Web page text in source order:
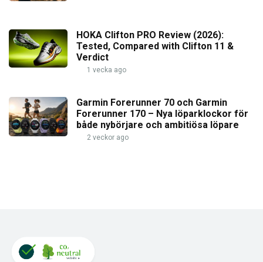
HOKA Clifton PRO Review (2026):
Tested, Compared with Clifton 11 &
Verdict
1 vecka ago
Garmin Forerunner 70 och Garmin
Forerunner 170 – Nya löparklockor för
både nybörjare och ambitiösa löpare
2 veckor ago